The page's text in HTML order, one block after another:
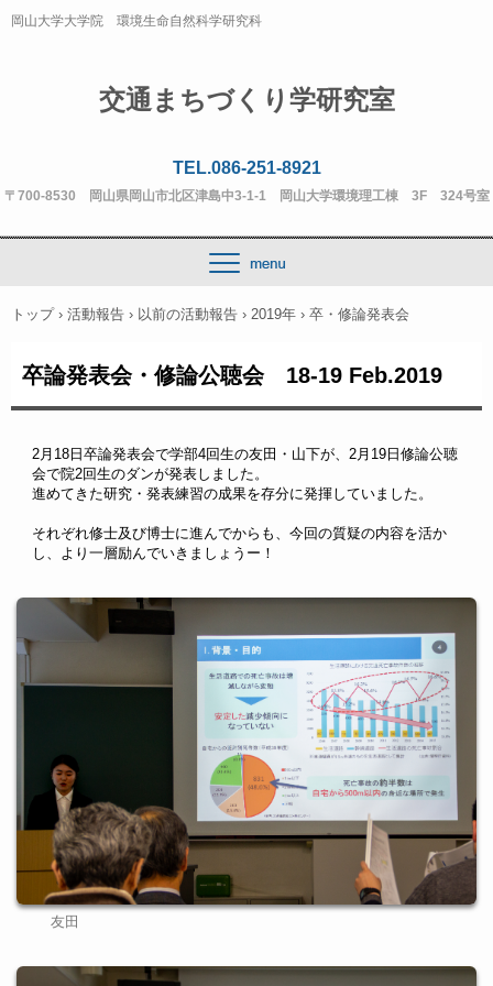
交通まちづくり学研究室
岡山大学大学院 環境生命自然科学研究科
TEL.086-251-8921
〒700-8530 岡山県岡山市北区津島中3-1-1 岡山大学環境理工棟 3F 324号室
トップ › 活動報告 › 以前の活動報告 › 2019年 › 卒・修論発表会
卒論発表会・修論公聴会 18-19 Feb.2019
2月18日卒論発表会で学部4回生の友田・山下が、2月19日修論公聴
会で院2回生のダンが発表しました。
進めてきた研究・発表練習の成果を存分に発揮していました。
それぞれ修士及び博士に進んでからも、今回の質疑の内容を活か
し、より一層励んでいきましょうー！
友田